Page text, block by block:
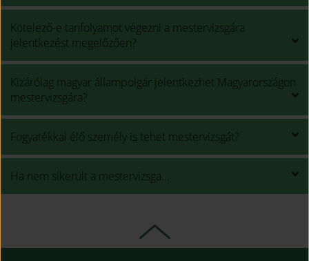
Kötelező-e tanfolyamot végezni a mestervizsgára
jelentkezést megelőzően?
Kizárólag magyar állampolgár jelentkezhet Magyarországon
mestervizsgára?
Fogyatékkal élő személy is tehet mestervizsgát?
Ha nem sikerült a mestervizsga…